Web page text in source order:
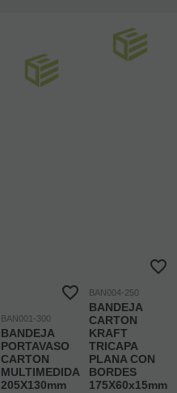
BAN001-300
BANDEJA
PORTAVASO
CARTON
MULTIMEDIDA
205X130mm
BAN004-250
BANDEJA
CARTON
KRAFT
TRICAPA
PLANA CON
BORDES
175X60x15mm